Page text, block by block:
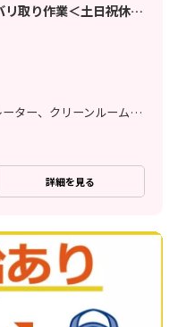
取り作業＜土日祝休み
検査、加工、マシンオペレーター、クリーンルーム、清掃・洗浄、品質管理、立ち作業、バリ取り
詳細を見る